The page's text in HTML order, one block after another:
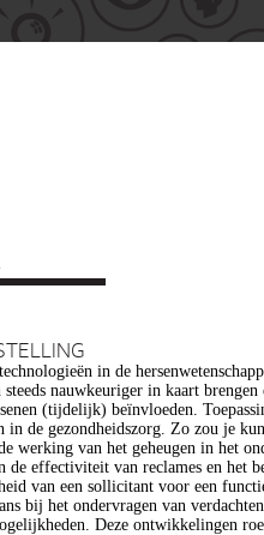
in de
steeds nauwkeuriger in kaart
(tijdelijk) beïnvloeden.
in de gezondheidszorg. Zo zou je
werking van het geheugen in het
de effectiviteit van reclames en het
van een sollicitant voor een
bij het ondervragen van
Deze ontwikkelingen
onder meer op het gebied van de
stigmatisering),
in ons normen en waarden
toepassing van een aantal van
reden voor zorg. Het doel van dit
verantwoorde ontwikkeling van
te realiseren,